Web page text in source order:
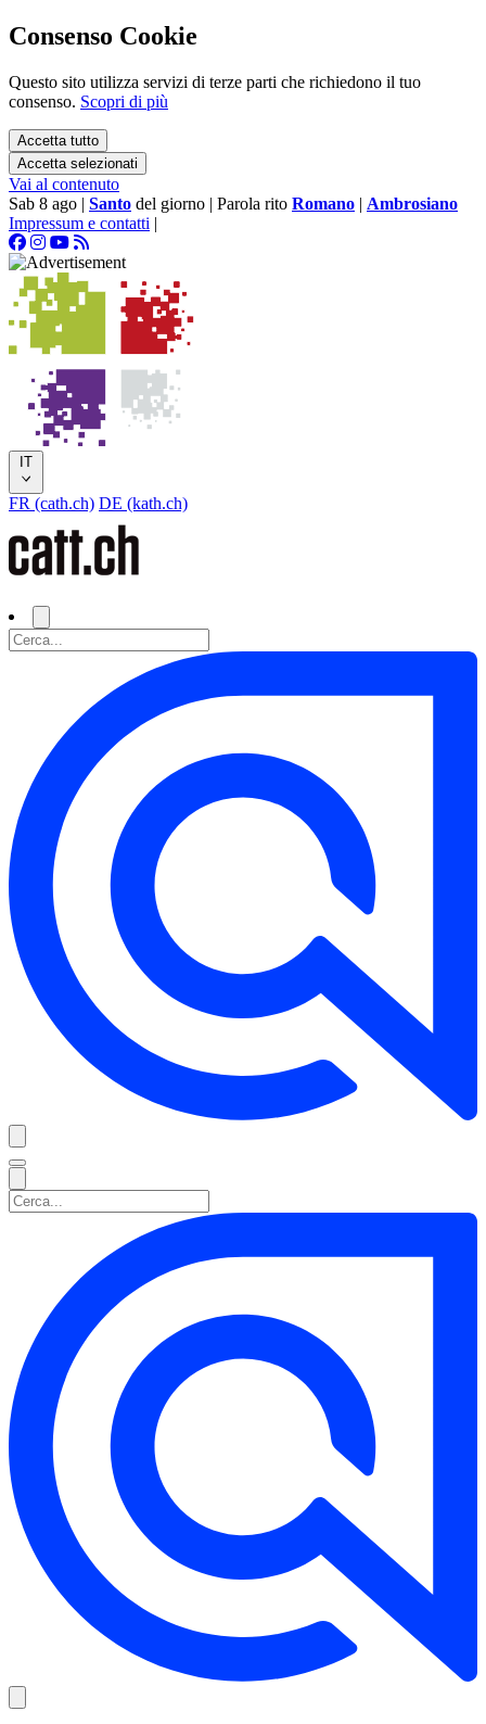
Consenso Cookie
Questo sito utilizza servizi di terze parti che richiedono il tuo
consenso. Scopri di più
Accetta tutto
Accetta selezionati
Vai al contenuto
Sab 8 ago | Santo del giorno | Parola rito Romano | Ambrosiano
Impressum e contatti |
IT
FR (cath.ch) DE (kath.ch)